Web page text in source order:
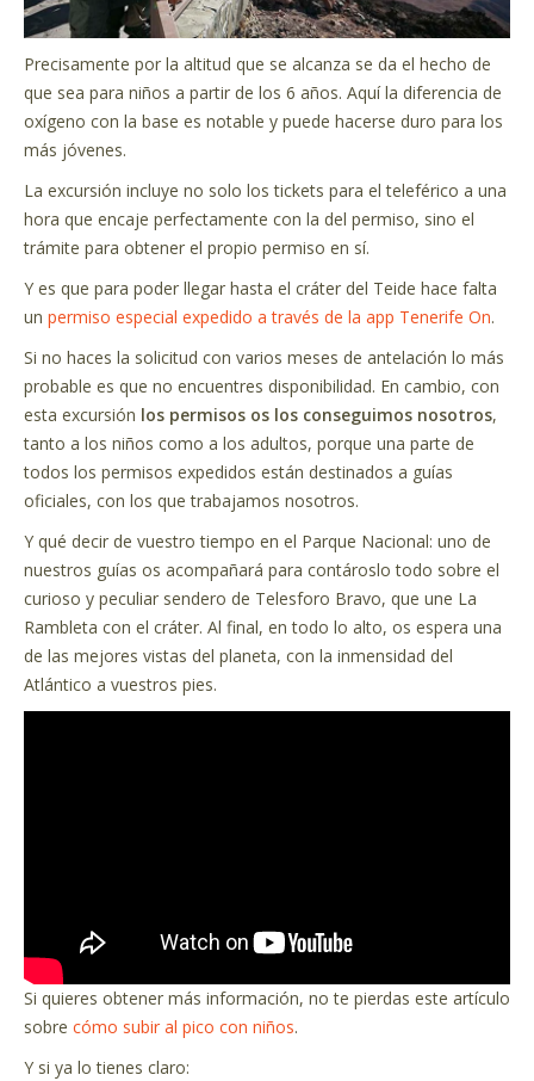
Precisamente por la altitud que se alcanza se da el hecho de
que sea para niños a partir de los 6 años. Aquí la diferencia de
oxígeno con la base es notable y puede hacerse duro para los
más jóvenes.
La excursión incluye no solo los tickets para el teleférico a una
hora que encaje perfectamente con la del permiso, sino el
trámite para obtener el propio permiso en sí.
Y es que para poder llegar hasta el cráter del Teide hace falta
un permiso especial expedido a través de la app Tenerife On.
Si no haces la solicitud con varios meses de antelación lo más
probable es que no encuentres disponibilidad. En cambio, con
esta excursión los permisos os los conseguimos nosotros,
tanto a los niños como a los adultos, porque una parte de
todos los permisos expedidos están destinados a guías
oficiales, con los que trabajamos nosotros.
Y qué decir de vuestro tiempo en el Parque Nacional: uno de
nuestros guías os acompañará para contároslo todo sobre el
curioso y peculiar sendero de Telesforo Bravo, que une La
Rambleta con el cráter. Al final, en todo lo alto, os espera una
de las mejores vistas del planeta, con la inmensidad del
Atlántico a vuestros pies.
Si quieres obtener más información, no te pierdas este artículo
sobre cómo subir al pico con niños.
Y si ya lo tienes claro: